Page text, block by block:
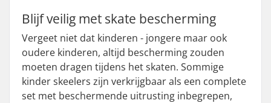
Blijf veilig met skate bescherming
Vergeet niet dat kinderen - jongere maar ook
oudere kinderen, altijd bescherming zouden
moeten dragen tijdens het skaten. Sommige
kinder skeelers zijn verkrijgbaar als een complete
set met beschermende uitrusting inbegrepen,